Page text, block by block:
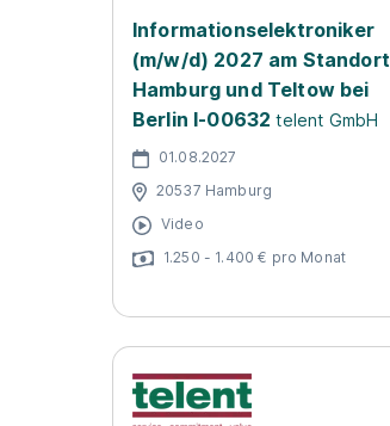
Informationselektroniker
(m/w/d) 2027 am Standort
Hamburg und Teltow bei
Berlin I-00632 telent GmbH
01.08.2027
20537 Hamburg
Video
1.250 - 1.400 € pro Monat